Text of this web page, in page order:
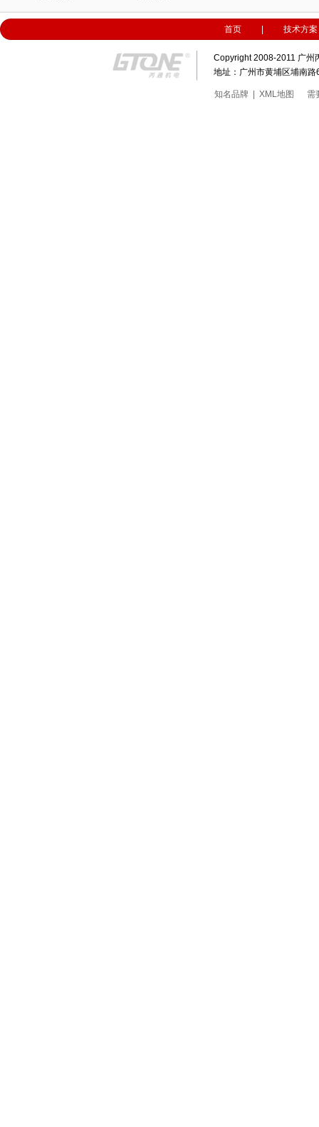
首页 技术方案
Copyright 2008-2011 广州
地址：广州市黄埔区埔南
知名品牌 XML地图 需